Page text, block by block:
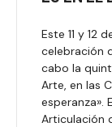
Este 11 y 12
celebración
cabo la
Arte, en las
esperanza».
Articulación